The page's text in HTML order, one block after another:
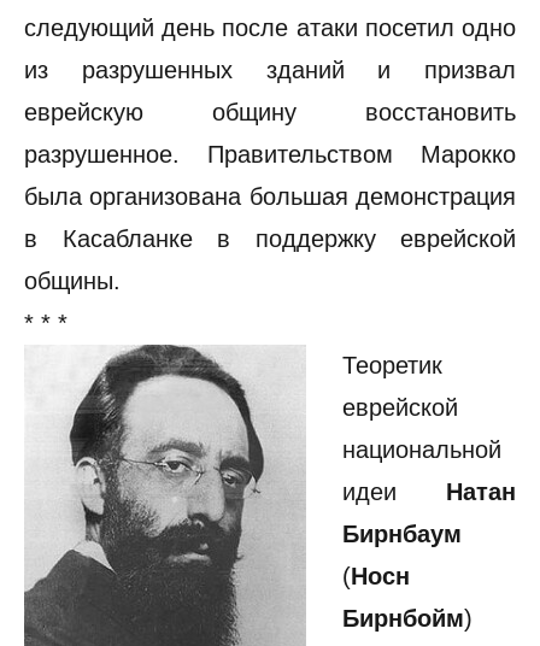
следующий день после атаки посетил одно
из разрушенных зданий и призвал
еврейскую общину восстановить
разрушенное. Правительством Марокко
была организована большая демонстрация
в Касабланке в поддержку еврейской
общины.
* * *
Теоретик
еврейской
национальной
идеи Натан
Бирнбаум
(Носн
Бирнбойм)